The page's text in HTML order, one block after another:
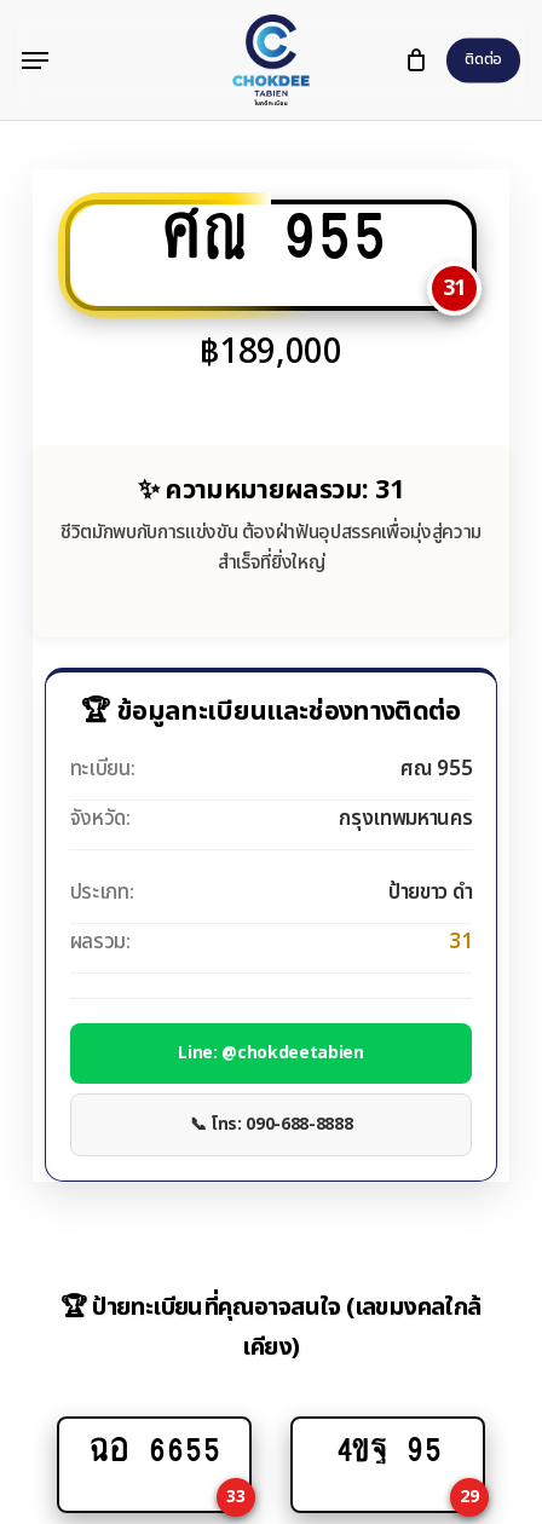
content
ติดต่อ
Menu
ศณ 955
31
฿189,000
✨ ความหมายผลรวม: 31
ชีวิตมักพบกับการแข่งขัน ต้องฝ่าฟันอุปสรรคเพื่อมุ่งสู่ความ
สำเร็จที่ยิ่งใหญ่
🏆 ข้อมูลทะเบียนและช่องทางติดต่อ
ทะเบียน:
ศณ 955
จังหวัด:
กรุงเทพมหานคร
ประเภท:
ป้ายขาว ดำ
ผลรวม:
31
Line: @chokdeetabien
📞 โทร: 090-688-8888
🏆 ป้ายทะเบียนที่คุณอาจสนใจ (เลขมงคลใกล้
เคียง)
Add
cart
ฉอ 6655
33
Add
cart
4ขฐ 95
29